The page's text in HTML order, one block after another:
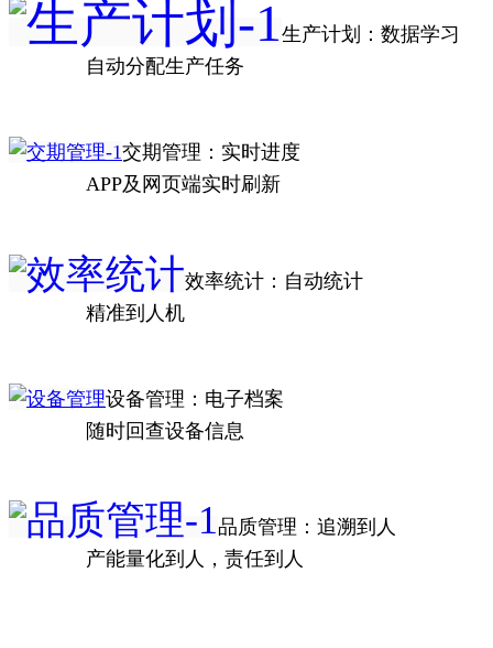
生产计划：数据学习
自动分配生产任务
交期管理： 实时进度
APP及网页端实时刷新
效率统计：自动统计
精准到人机
设备管理：电子档案
随时回查设备信息
品质管理：追溯到人
产能量化到人，责任到人